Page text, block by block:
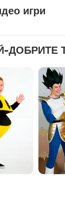
игри
ДОБРИТЕ